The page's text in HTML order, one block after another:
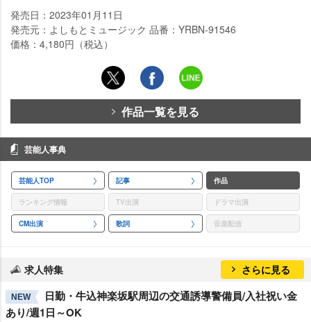
発売日：2023年01月11日
発売元：よしもとミュージック 品番：YRBN-91546
価格：4,180円（税込）
作品一覧を見る
芸能人事典
芸能人TOP 記事 作品
ランキング情報 TV出演 ドラマ出演
CM出演 歌詞 音楽配信
求人特集 さらに見る
NEW
日勤・牛込神楽坂駅周辺の交通誘導警備員/入社祝い金
あり/週1日～OK